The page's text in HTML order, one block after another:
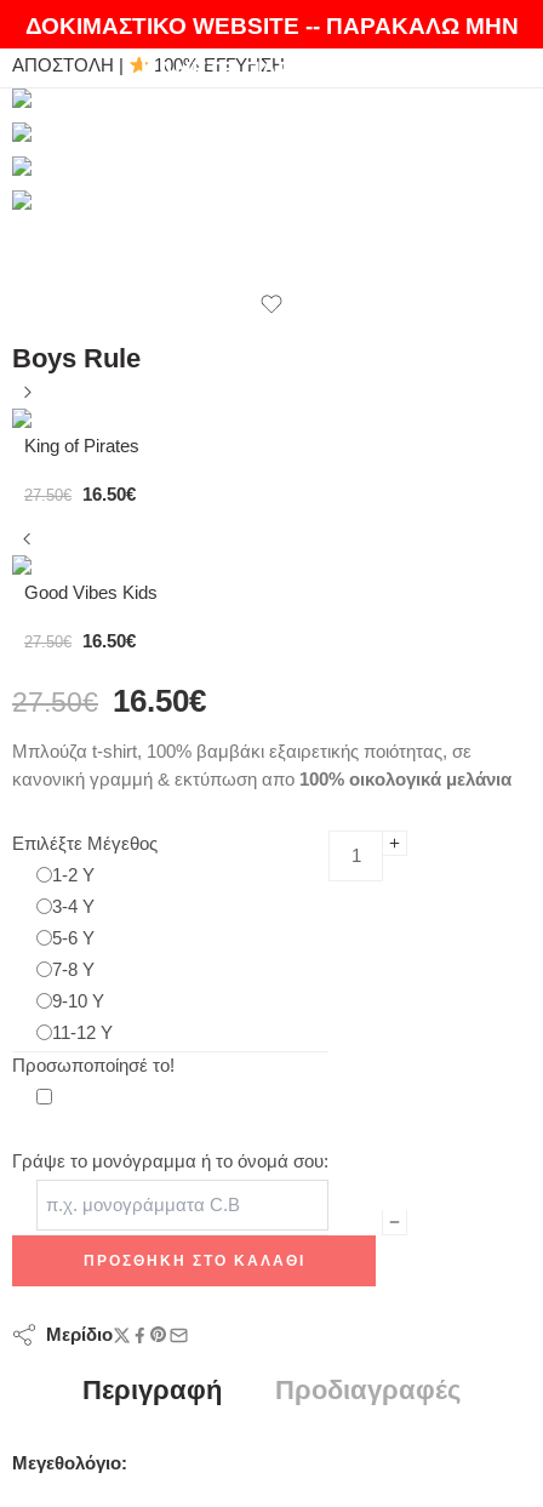
ΔΟΚΙΜΑΣΤΙΚΟ WEBSITE -- ΠΑΡΑΚΑΛΩ ΜΗΝ
ΚΑΝΕΤΕ ΠΑΡΑΓΓΕΛΙΕΣ
ΘΑ ΛΑΤΡΕΨΕΤΕ ΤΑ ΠΡΟΪΟΝΤΑ ΜΑΣ | EXPRESS
ΑΠΟΣΤΟΛΗ | 100% ΕΓΓΥΗΣΗ
Boys Rule
King of Pirates
27.50€ 16.50€
Good Vibes Kids
27.50€ 16.50€
27.50€ 16.50€
Μπλούζα t-shirt, 100% βαμβάκι εξαιρετικής ποιότητας, σε
κανονική γραμμή & εκτύπωση απο 100% οικολογικά μελάνια
Επιλέξτε Μέγεθος
1-2 Y
3-4 Y
5-6 Y
7-8 Y
9-10 Y
11-12 Y
Προσωποποίησέ το!
Γράψε το μονόγραμμα ή το όνομά σου:
ΠΡΟΣΘΉΚΗ ΣΤΟ ΚΑΛΆΘΙ
Μερίδιο
Περιγραφή Προδιαγραφές
Μεγεθολόγιο: